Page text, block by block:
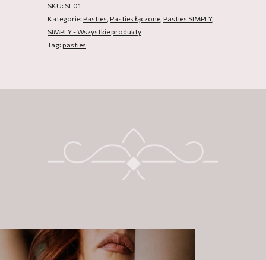
SKU: SL01
Kategorie: Pasties Pasties łączone Pasties SIMPLY,
SIMPLY - Wszystkie produkty
Tag: pasties